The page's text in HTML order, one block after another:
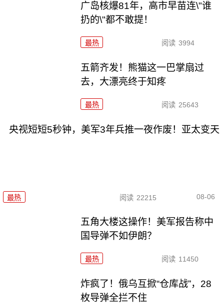
广岛核爆81年，高市早苗连\"谁
扔的\"都不敢提！
最热 阅读 3994
五箭齐发！熊猫这一巴掌扇过
去，大漂亮终于知疼
最热 阅读 25643
央视短短5秒钟，美军3年兵推一夜作废！亚太变天
最热 阅读 22215 08-06
五角大楼这操作！美军报告称中
国导弹不如伊朗？
最热 阅读 11450
炸疯了！俄乌互掀“仓库战”，28
枚导弹全拦不住